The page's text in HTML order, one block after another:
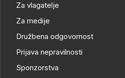
Za vlagatelje
Za medije
Družbena odgovornost
Prijava nepravilnosti
Sponzorstva